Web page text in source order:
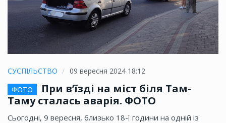
СУСПІЛЬСТВО
09 вересня 2024 18:12
ФОТО
При в’їзді на міст біля Там-
Таму сталась аварія. ФОТО
Сьогодні, 9 вересня, близько 18-ї години на одній із